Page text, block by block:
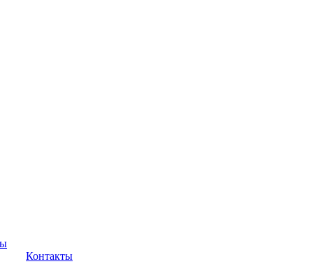
Контакты